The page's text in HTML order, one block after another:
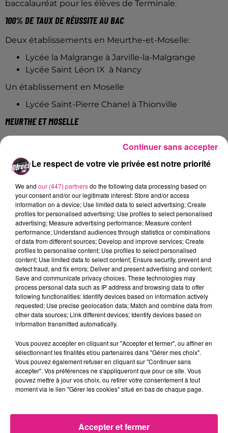
baccalauréat pour les élèves de Terminale.
100% DE TAUX DE RÉUSSITE AU BAC
Deux établissements en Meurthe-et-Moselle:
Lycée la Malgrange à Jarville-la-Malgrange
Lycée Saint Léon IX à Nancy
Un établissement en Moselle
Lycée Saint-Pierre Chanel à Thionville
MEURTHE ET MOSELLE
Le lycée public Jean Zay à Jarny (96%)
Le lycée public Majorelle à Toul (94%)
(94%)
le lycée public Henry Poincaré à Nancy (94%)
MOSELLE
Le lycée privé Notre Dame de la Providence de
Thionville (99%)
Le lycée privé Jean XXIII de Montigny les Metz
(99%)
Le lycée privé de la Salle à Metz (98%)
Le lycée hôtelier Raymond Mendon (98%)
FIL ACTUS
7 août 2026
Lorraine : une journée pas comme les autres au Parc animalier de...
6 août 2026
Metz : une distribution de lunette gratuite pour voir l’éclipse
5 août 2026
4 août 2026
Officiel : Gauthier Hein quitte le FC Metz pour l'OGC Nice
Le respect de votre vie privée est notre priorité
We and our (447) partnersdo the following data processing based on
your consent and/or our legitimate interest: Store and/or access
information on a device; Use limited data to select advertising; Create
profiles for personalised advertising; Use profiles to select personalised
advertising; Measure advertising performance; Measure content
performance; Understand audiences through statistics or combinations
of data from different sources; Develop and improve services; Create
profiles to personalise content; Use profiles to select personalised
content; Use limited data to select content; Ensure security, prevent and
detect fraud, and fix errors; Deliver and present advertising and content;
Save and communicate privacy choices. These technologies may
process personal data such as IP address and browsing data to offer
following functionalities: Identify devices based on information actively
requested; Use precise geolocation data; Match and combine data from
other data sources; Link different devices; Identify devices based on
information transmitted automatically.
Vous pouvez accepter en cliquant sur "Accepter et fermer", ou affiner en
sélectionnant les finalités et/ou partenaires dans "Gérer mes choix".
Vous pouvez également refuser en cliquant sur "Continuer sans
accepter". Vos préférences ne s'appliqueront que pour ce site. Vous
pouvez mettre à jour vos choix, ou retirer votre consentement à tout
moment via le lien "Gérer les cookies" situé en bas de chaque page.
Accepter et fermer
Continuer sans accepter